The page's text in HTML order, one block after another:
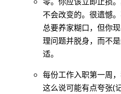
不会改变的。很遗憾
总要养家糊口，但你
理问题并脱身，而不
适。
每份工作入职第一周
这么说可能有点夸张(